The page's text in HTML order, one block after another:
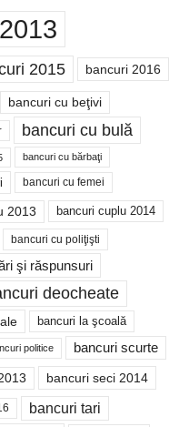
2015 bancuri 2016
bancuri cu beţivi
bancuri cu bulă
bancuri cu bărbaţi
bancuri cu femei
2013 bancuri cuplu 2014
bancuri cu poliţişti
şi răspunsuri
deocheate
bancuri la şcoală
politice bancuri scurte
bancuri seci 2014
bancuri tari